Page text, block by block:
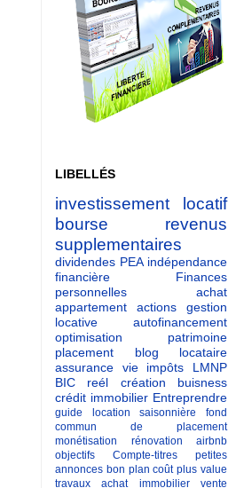
LIBELLÉS
investissement locatif
bourse
revenus
supplementaires
dividendes PEA indépendance
financière
Finances
personnelles
achat
appartement
actions
gestion
locative
autofinancement
optimisation patrimoine
placement
blog
locataire
assurance vie
impôts
LMNP
BIC reél
création buisness
crédit immobilier Entreprendre
guide location saisonnière
fond
commun de placement
monétisation
rénovation
airbnb
objectifs
Compte-titres
petites
annonces bon plan coût plus value
travaux
achat immobilier
vente